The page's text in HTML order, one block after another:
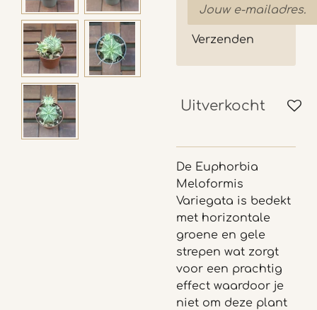
Verzenden
Uitverkocht
De Euphorbia
Meloformis
Variegata is bedekt
met horizontale
groene en gele
strepen wat zorgt
voor een prachtig
effect waardoor je
niet om deze plant